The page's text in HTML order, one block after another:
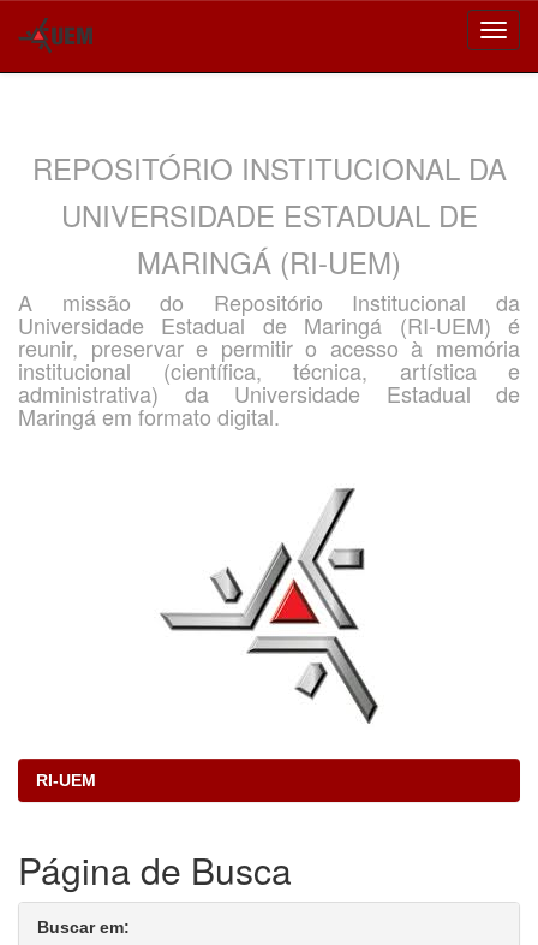
REPOSITÓRIO INSTITUCIONAL DA
UNIVERSIDADE ESTADUAL DE
MARINGÁ (RI-UEM)
A missão do Repositório Institucional da
Universidade Estadual de Maringá (RI-UEM) é
reunir, preservar e permitir o acesso à memória
institucional (científica, técnica, artística e
administrativa) da Universidade Estadual de
Maringá em formato digital.
RI-UEM
Página de Busca
Buscar em: